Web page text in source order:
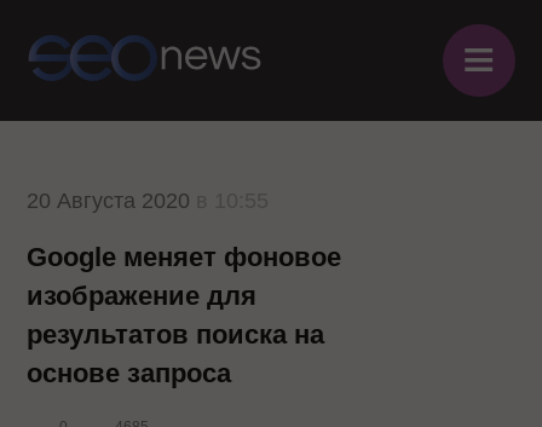
≡
20 Августа 2020
Google меняет фоновое
изображение для
результатов поиска на
основе запроса